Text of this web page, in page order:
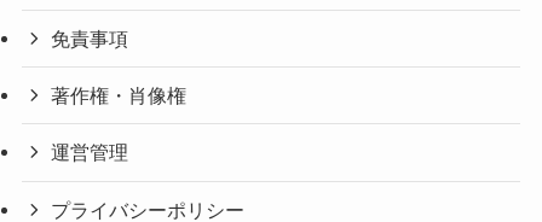
免責事項
著作権・肖像権
運営管理
プライバシーポリシー